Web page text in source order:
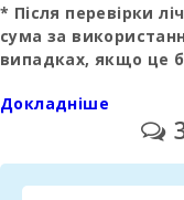
Кала Мільор
(км):
кам′янистий
пляж - Пляж
* Після перевірки
сума за
випадках, якщо це
- Опалення
- Фінальне
Докладніше